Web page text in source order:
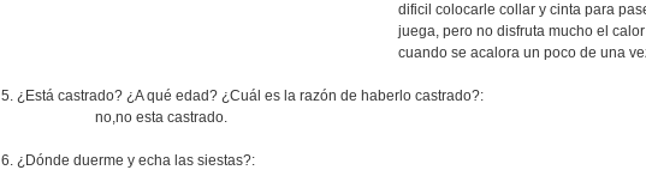
dificil colocarle collar y cinta
juega, pero no disfruta mucho el
cuando se acalora un poco de una
5. ¿Está castrado? ¿A qué edad? ¿Cuál es la razón de haberlo castrado?:
no,no esta castrado.
6. ¿Dónde duerme y echa las siestas?: